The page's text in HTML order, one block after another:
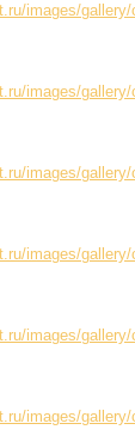
images/
images/
images/
images/
images/
images/